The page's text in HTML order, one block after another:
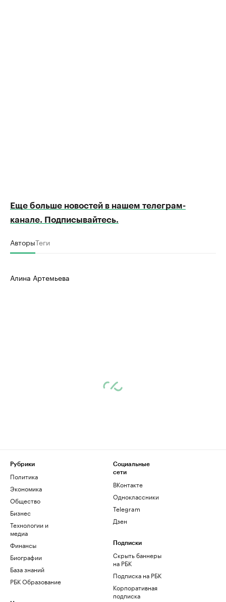
Еще больше новостей в нашем телеграм-
канале. Подписывайтесь.
АвторыТеги
Алина Артемьева
Рубрики
Политика
Экономика
Общество
Бизнес
Технологии и
медиа
Финансы
Биографии
База знаний
РБК Образование
Социальные
сети
ВКонтакте
Одноклассники
Telegram
Дзен
Подписки
Скрыть баннеры
на РБК
Подписка на РБК
Корпоративная
подписка